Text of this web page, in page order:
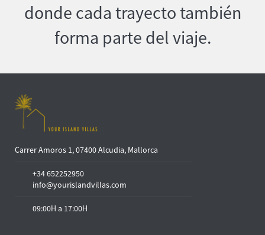
donde cada trayecto también
forma parte del viaje.
Carrer Amoros 1, 07400 Alcudia, Mallorca
+34 652252950
info@yourislandvillas.com
09:00H a 17:00H